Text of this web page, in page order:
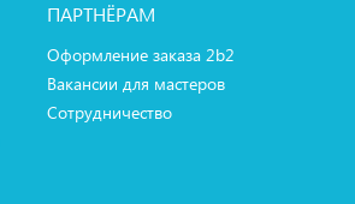
ПАРТНЁРАМ
Оформление заказа 2b2
Вакансии для мастеров
Сотрудничество